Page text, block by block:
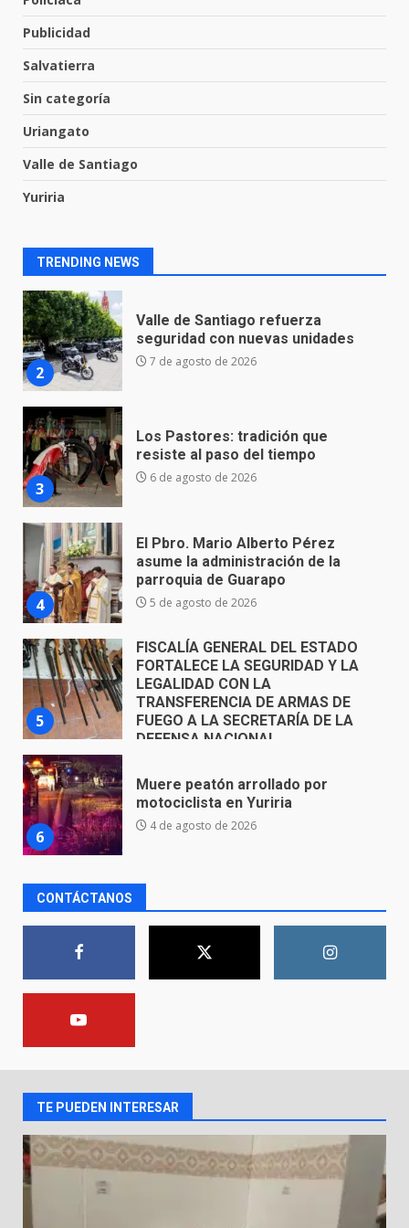
Publicidad
Salvatierra
Sin categoría
Uriangato
Valle de Santiago
Yuriria
TRENDING NEWS
7
1
Inauguran la Galería Historia y
2
7 de agosto de 2026
3
Los Pastores: tradición que
resiste al paso del tiempo
6 de agosto de 2026
4
El Pbro. Mario Alberto Pérez
asume la administración de la
parroquia de Guarapo
5 de agosto de 2026
5
FORTALECE LA SEGURIDAD Y LA
LEGALIDAD CON LA
TRANSFERENCIA DE ARMAS DE
FUEGO A LA SECRETARÍA DE LA
5 de agosto de 2026
6
Muere peatón arrollado por
motociclista en Yuriria
4 de agosto de 2026
7
Valle de Santiago despide a
José Antonio Villanueva
Cárdenas, “El Puma”
3 de agosto de 2026
7 de agosto de 2026
2
Los Pastores: tradición que
resiste al paso del tiempo
6 de agosto de 2026
CONTÁCTANOS
TE PUEDEN INTERESAR